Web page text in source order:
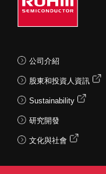
公司介紹
股東和投資人資訊
Sustainability
研究開發
文化與社會